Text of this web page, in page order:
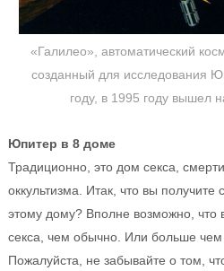
«Галилео», автоматический
созданный для исследования
году, в 1995 году вышел
Юпитер в 8 доме
Традиционно, это дом секса,
оккультизма. Итак, что вы
этому дому? Вполне возможно, что
секса, чем обычно. Или больше
Пожалуйста, не забывайте о том,